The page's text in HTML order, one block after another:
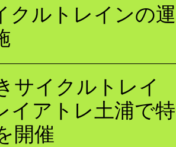
ルトレインの運
サイクルトレイ
アトレ土浦で特
開催